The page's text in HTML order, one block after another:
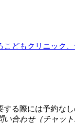
る際には予約なし
い合わせ（チャット